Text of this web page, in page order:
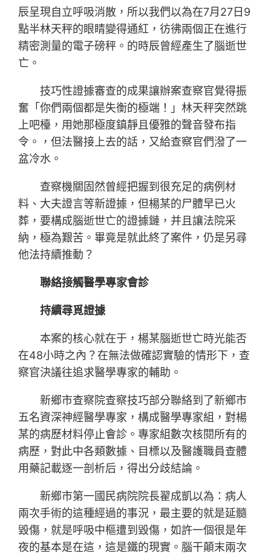
辰呈現自立呼吸消散，所以我們以為在7月27日9
點半林天秤的眼睛變得通紅，彷彿兩個正在進行
精密測量的電子磅秤。的時辰曾經產生了腦逝世
亡。
技巧性證據審查的成果讓辦案查察官覺得振
奮「你們兩個都是失衡的極端！」林天秤突然跳
上吧檯，用她那極度鎮靜且優雅的聲音發布指
令。，但法醫接上去的話，又給查察官們潑了一
盆冷水。
查察機關固然曾經把握到很充足的病例材
料、大夫證言等新證據，但楊某的尸體早已火
葬，要構成腦逝世亡的證據鏈，并且讓法院采
納，極為艱苦。畢竟是就此終了案件，仍是另尋
他法持續推動？
聯絡接觸醫學專家會診
持續尋覓證據
本案的核心就在于，楊某腦逝世亡時光能否
在48小時之內？在無法做確認實驗的情形下，查
察官決議往追求醫學專家的輔助。
新鄉市查察院查察技巧部分聯絡到了新鄉市
五名資深神經醫學專家，構成醫學專家組，對楊
某的病歷材料停止會診。專家組數次核閱所有的
病歷，對此中各類數據、目標以及醫護職員查體
用藥記載逐一剖析后，得出分歧結論。
新鄉市第一國民病院院長翟成凱以為：病人
兩次手術的這種經過的事況，最主要的就是延髓
毀傷，就是呼吸中樞遭到毀傷，如許一個很是年
夜的基本是在這，這是鐵的現實。腦干顛末兩次